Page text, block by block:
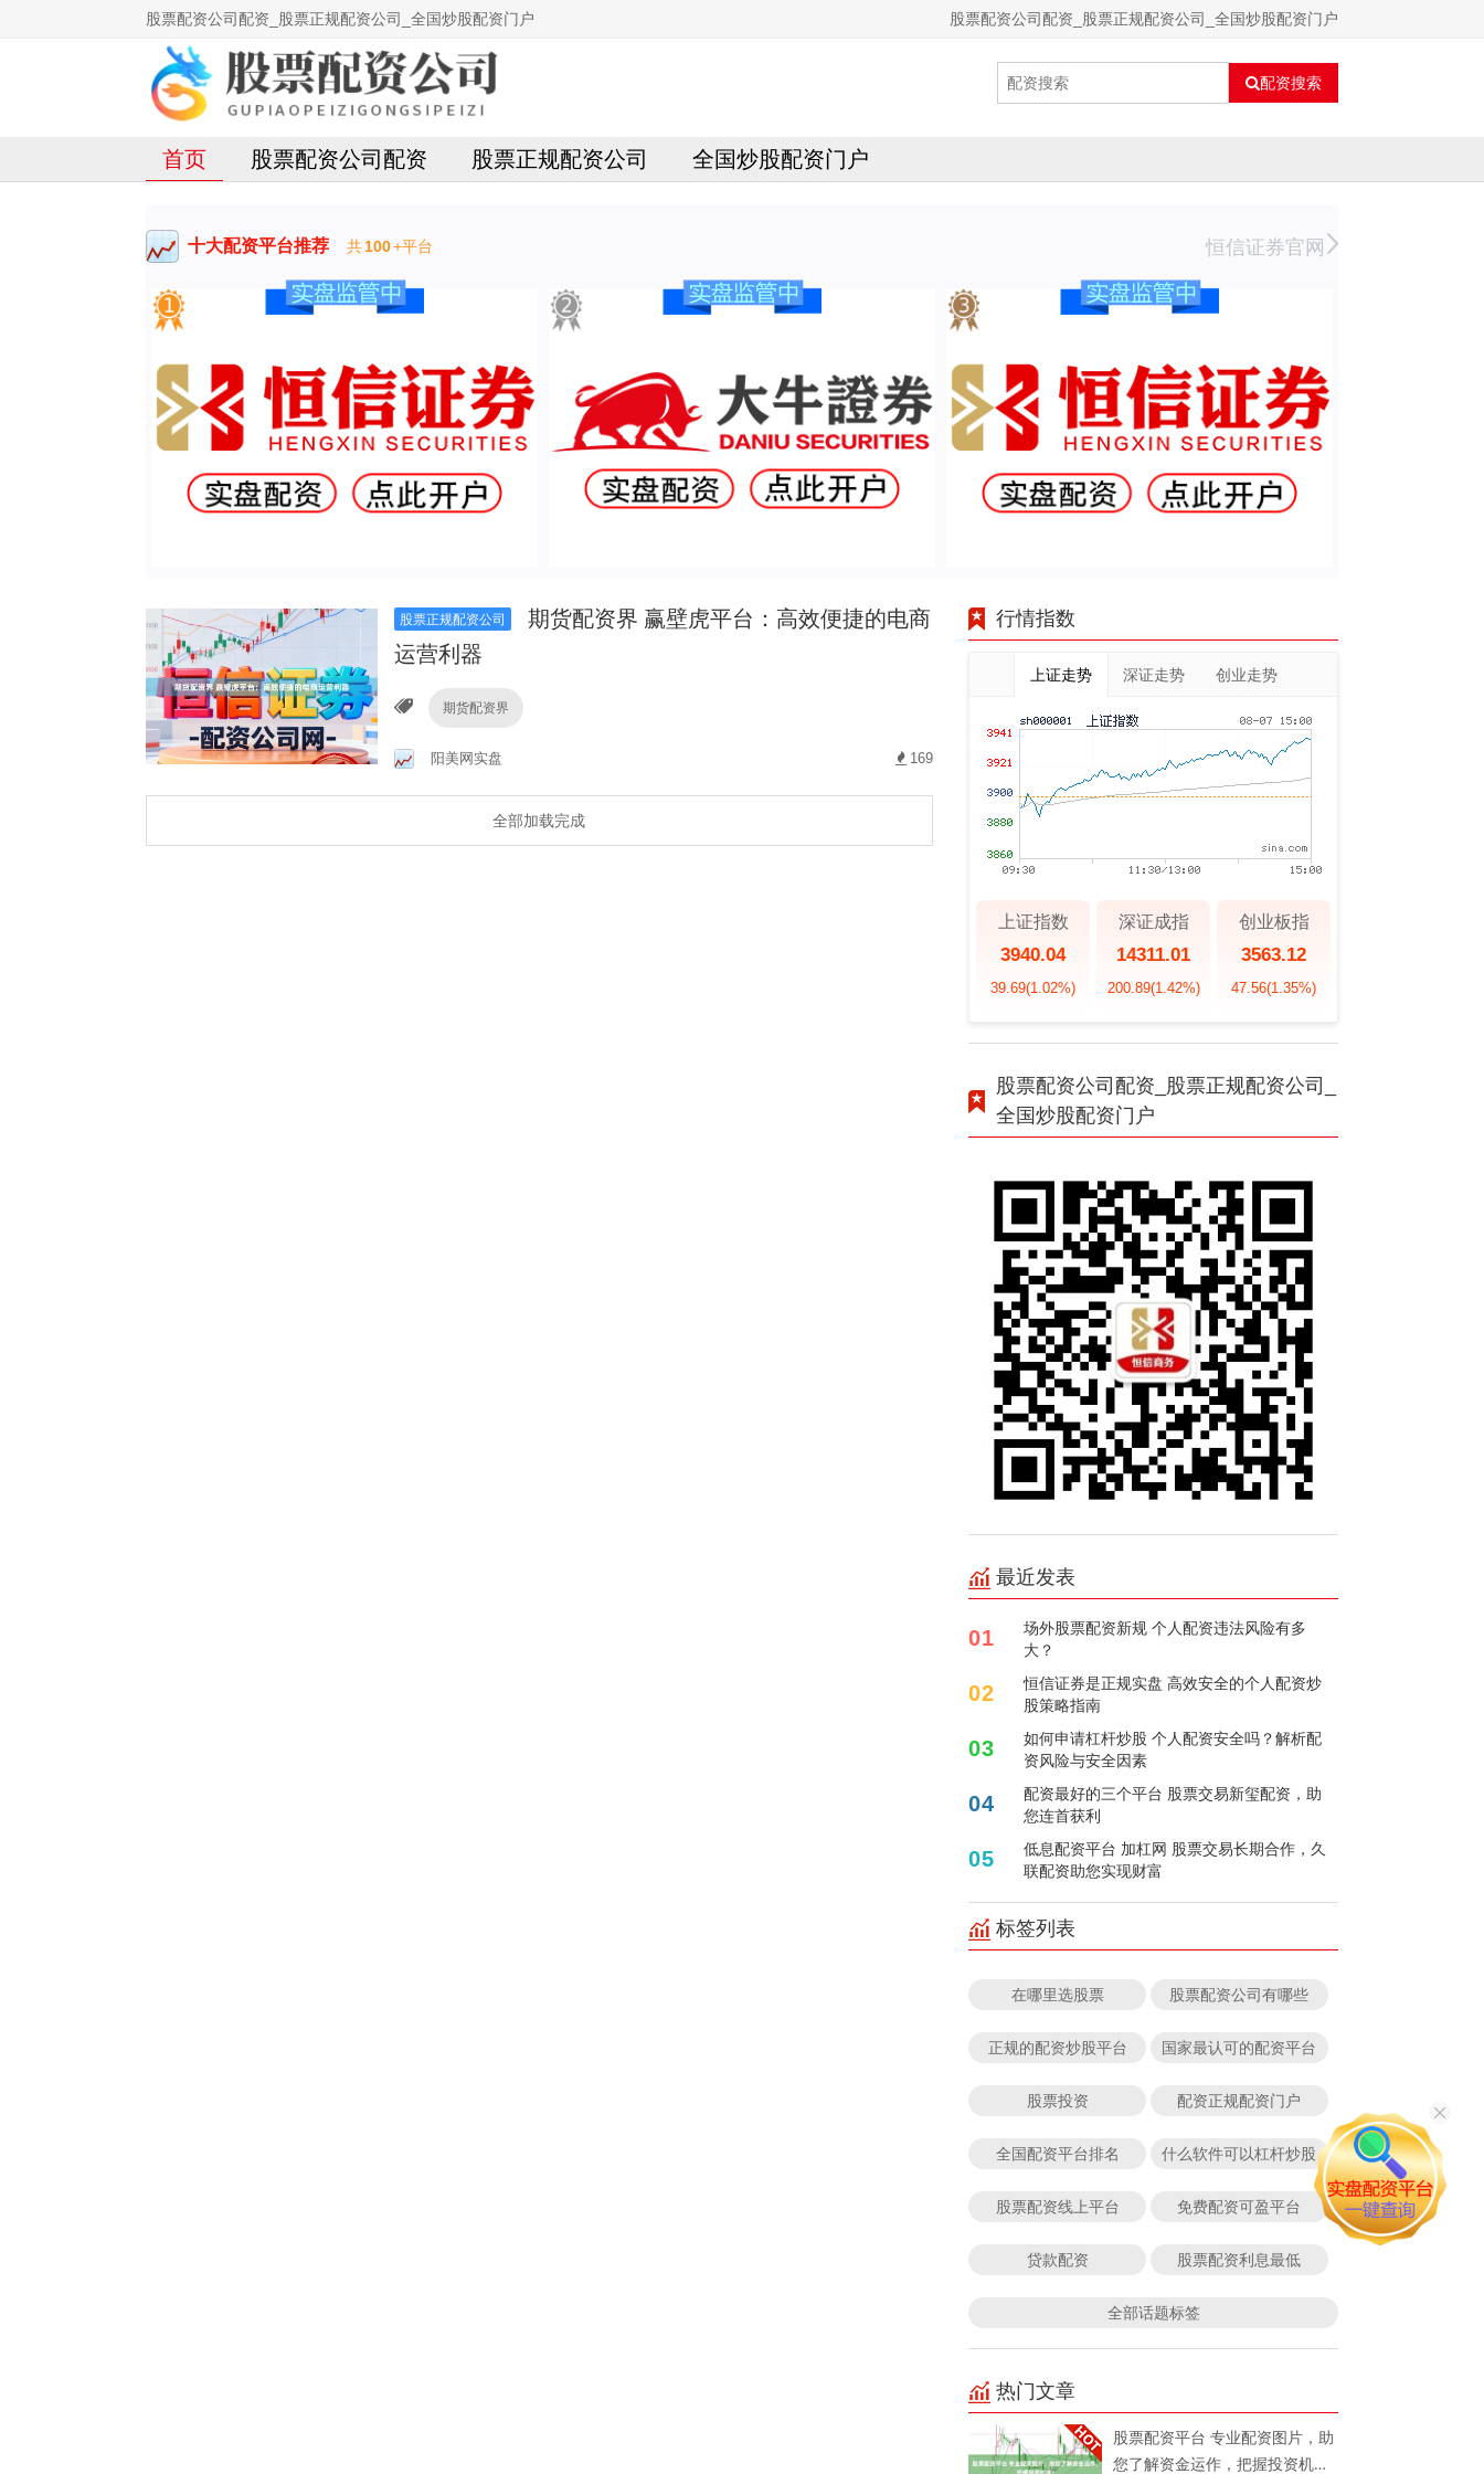
股票配资公司配资_股票正规配资公司_全国炒股配资门户 股票配资公司配资_股票正规配资公司_全国炒股配资门户
配资搜索
首页 股票配资公司配资 股票正规配资公司 全国炒股配资门户
十大配资平台推荐 共100+平台 恒信证券官网
股票正规配资公司
期货配资界 赢壁虎平台：高效便捷的电商
运营利器
期货配资界
阳美网实盘 169
全部加载完成
行情指数
上证走势 深证走势 创业走势
上证指数
3940.04
39.69(1.02%)
深证成指
14311.01
200.89(1.42%)
创业板指
3563.12
47.56(1.35%)
股票配资公司配资_股票正规配资公司_
全国炒股配资门户
最近发表
01
场外股票配资新规 个人配资违法风险有多
大？
02
恒信证券是正规实盘 高效安全的个人配资炒
股策略指南
03
如何申请杠杆炒股 个人配资安全吗？解析配
资风险与安全因素
04
配资最好的三个平台 股票交易新玺配资，助
您连首获利
05
低息配资平台 加杠网 股票交易长期合作，久
联配资助您实现财富
标签列表
在哪里选股票 股票配资公司有哪些
正规的配资炒股平台 国家最认可的配资平台
股票投资 配资正规配资门户
全国配资平台排名 什么软件可以杠杆炒股
股票配资线上平台 免费配资可盈平台
贷款配资 股票配资利息最低
全部话题标签
热门文章
股票配资平台 专业配资图片，助
您了解资金运作，把握投资机